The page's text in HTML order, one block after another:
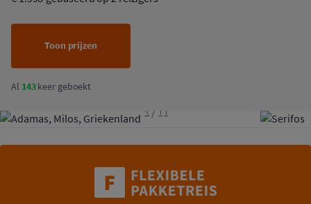
Toon prijzen
Al 143keer geboekt
1/ 11